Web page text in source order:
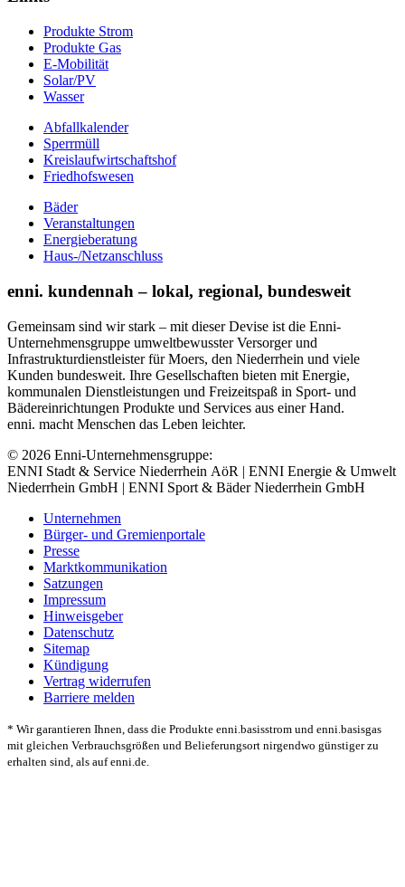
Produkte Strom
Produkte Gas
E-Mobilität
Solar/PV
Wasser
Abfallkalender
Sperrmüll
Kreislaufwirtschaftshof
Friedhofswesen
Bäder
Veranstaltungen
Energieberatung
Haus-/Netzanschluss
enni. kundennah – lokal, regional, bundesweit
Gemeinsam sind wir stark – mit dieser Devise ist die Enni-
Unternehmensgruppe umweltbewusster Versorger und
Infrastrukturdienstleister für Moers, den Niederrhein und viele
Kunden bundesweit. Ihre Gesellschaften bieten mit Energie,
kommunalen Dienstleistungen und Freizeitspaß in Sport- und
Bädereinrichtungen Produkte und Services aus einer Hand.
enni. macht Menschen das Leben leichter.
© 2026 Enni-Unternehmensgruppe:
ENNI Stadt & Service Niederrhein AöR | ENNI Energie & Umwelt
Niederrhein GmbH | ENNI Sport & Bäder Niederrhein GmbH
Unternehmen
Bürger- und Gremienportale
Presse
Marktkommunikation
Satzungen
Impressum
Hinweisgeber
Datenschutz
Sitemap
Kündigung
Vertrag widerrufen
Barriere melden
* Wir garantieren Ihnen, dass die Produkte enni.basisstrom und enni.basisgas
mit gleichen Verbrauchsgrößen und Belieferungsort nirgendwo günstiger zu
erhalten sind, als auf enni.de.